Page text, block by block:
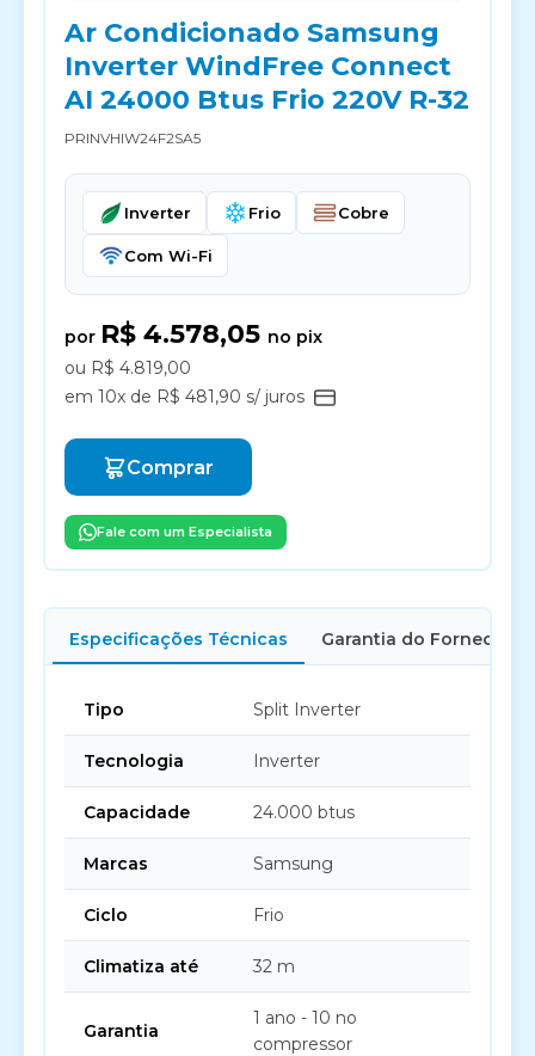
Ar Condicionado Samsung
Inverter WindFree Connect
AI 24000 Btus Frio 220V R-32
PRINVHIW24F2SA5
Inverter Frio Cobre
Com Wi-Fi
por R$ 4.578,05 no pix
ou R$ 4.819,00
em 10x de R$ 481,90 s/ juros
Comprar
Fale com um Especialista
Especificações Técnicas Garantia do Fornecedor
Tipo Split Inverter
Tecnologia Inverter
Capacidade 24.000 btus
Marcas Samsung
Ciclo Frio
Climatiza até 32 m
Garantia
1 ano - 10 no
compressor